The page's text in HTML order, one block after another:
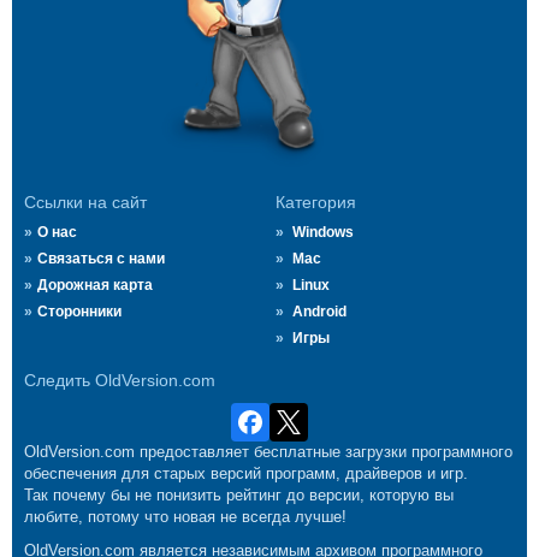
Ссылки на сайт
О нас
Связаться с нами
Дорожная карта
Сторонники
Категория
Windows
Mac
Linux
Android
Игры
Следить OldVersion.com
OldVersion.com предоставляет бесплатные загрузки программного
обеспечения для старых версий программ, драйверов и игр.
Так почему бы не понизить рейтинг до версии, которую вы
любите, потому что новая не всегда лучше!
OldVersion.com является независимым архивом программного